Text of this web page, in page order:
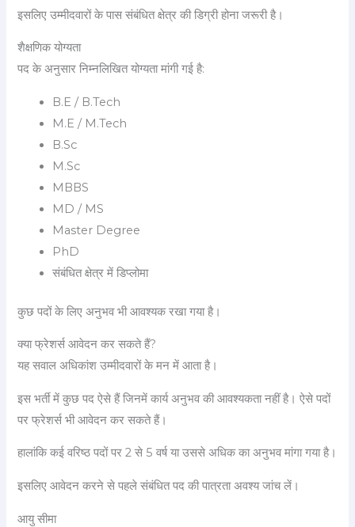
इसलिए उम्मीदवारों के पास संबंधित क्षेत्र की डिग्री होना जरूरी है।
शैक्षणिक योग्यता
पद के अनुसार निम्नलिखित योग्यता मांगी गई है:
B.E / B.Tech
M.E / M.Tech
B.Sc
M.Sc
MBBS
MD / MS
Master Degree
PhD
संबंधित क्षेत्र में डिप्लोमा
कुछ पदों के लिए अनुभव भी आवश्यक रखा गया है।
क्या फ्रेशर्स आवेदन कर सकते हैं?
यह सवाल अधिकांश उम्मीदवारों के मन में आता है।
इस भर्ती में कुछ पद ऐसे हैं जिनमें कार्य अनुभव की आवश्यकता नहीं है। ऐसे पदों
पर फ्रेशर्स भी आवेदन कर सकते हैं।
हालांकि कई वरिष्ठ पदों पर 2 से 5 वर्ष या उससे अधिक का अनुभव मांगा गया है।
इसलिए आवेदन करने से पहले संबंधित पद की पात्रता अवश्य जांच लें।
आयु सीमा